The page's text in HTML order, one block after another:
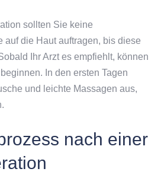
sollten Sie keine
auf die Haut auftragen, bis diese
Ihr Arzt es empfiehlt, können
In den ersten Tagen
und leichte Massagen aus,
nach einer